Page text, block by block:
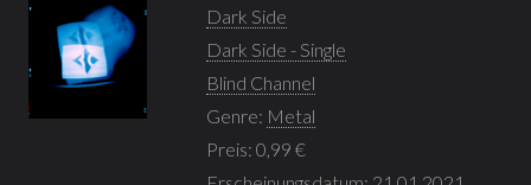
Dark Side
Dark Side - Single
Blind Channel
Genre: Metal
Preis: 0,99 €